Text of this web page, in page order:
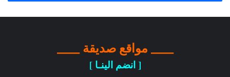
____ مواقع صديقة ____
[ انضم الينـا ]